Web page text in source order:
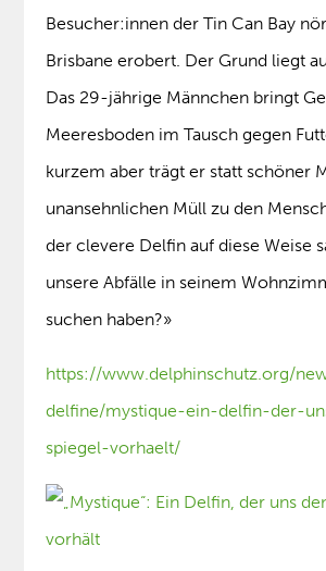
Besucher:innen der Tin Can Bay
Brisbane erobert. Der Grund liegt
Das 29-jährige Männchen bringt
Meeresboden im Tausch gegen
kurzem aber trägt er statt schöner
unansehnlichen Müll zu den
der clevere Delfin auf diese Weise
unsere Abfälle in seinem
suchen haben?»
https://www.delphinschutz.org/
delfine/mystique-ein-delfin-der-
spiegel-vorhaelt/